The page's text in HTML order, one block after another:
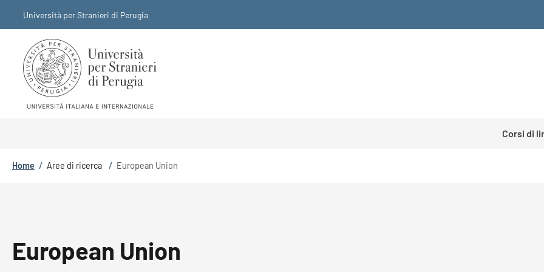
Università per Stranieri di Perugia
Corsi di
Briciole di pane
Home / Aree di ricerca / European Union
European Union